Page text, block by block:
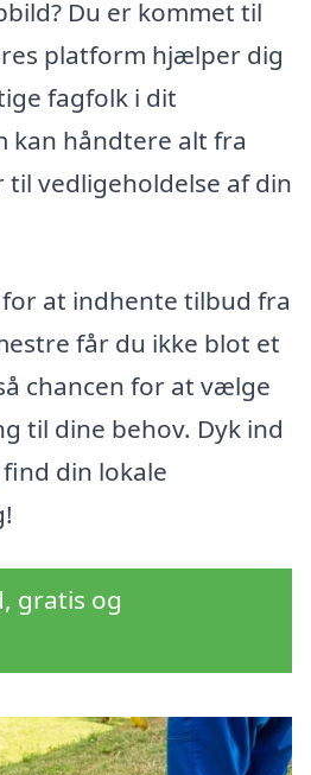
Du er kommet til
platform hjælper dig
fagfolk i dit
kan håndtere alt fra
vedligeholdelse af din
at indhente tilbud fra
får du ikke blot et
chancen for at vælge
til dine behov. Dyk ind
din lokale
gratis og